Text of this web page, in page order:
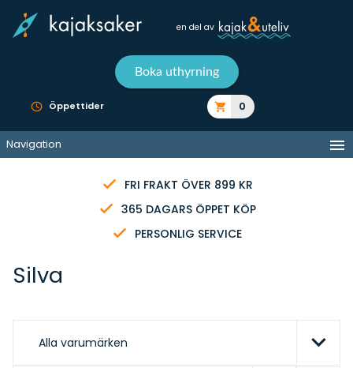
en del av
Boka uthyrning
Öppettider 0
Navigation
FRI FRAKT ÖVER 899 KR
365 DAGARS ÖPPET KÖP
PERSONLIG SERVICE
Silva
Alla varumärken